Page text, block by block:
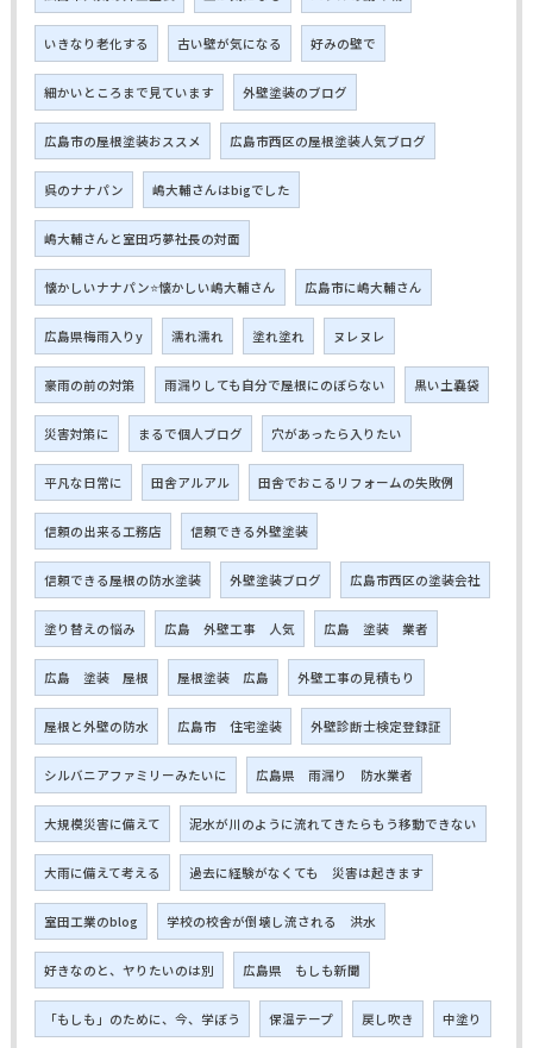
いきなり老化する 古い壁が気になる 好みの壁で
細かいところまで見ています 外壁塗装のブログ
広島市の屋根塗装おススメ 広島市西区の屋根塗装人気ブログ
呉のナナパン 嶋大輔さんはbigでした
嶋大輔さんと室田巧夢社長の対面
懐かしいナナパン⭐懐かしい嶋大輔さん 広島市に嶋大輔さん
広島県梅雨入りy 濡れ濡れ 塗れ塗れ ヌレヌレ
豪雨の前の対策 雨漏りしても自分で屋根にのぼらない 黒い土嚢袋
災害対策に まるで個人ブログ 穴があったら入りたい
平凡な日常に 田舎アルアル 田舎でおこるリフォームの失敗例
信頼の出来る工務店 信頼できる外壁塗装
信頼できる屋根の防水塗装 外壁塗装ブログ 広島市西区の塗装会社
塗り替えの悩み 広島 外壁工事 人気 広島 塗装 業者
広島 塗装 屋根 屋根塗装 広島 外壁工事の見積もり
屋根と外壁の防水 広島市 住宅塗装 外壁診断士検定登録証
シルバニアファミリーみたいに 広島県 雨漏り 防水業者
大規模災害に備えて 泥水が川のように流れてきたらもう移動できない
大雨に備えて考える 過去に経験がなくても 災害は起きます
室田工業のblog 学校の校舎が倒壊し流される 洪水
好きなのと、ヤりたいのは別 広島県 もしも新聞
「もしも」のために、今、学ぼう 保温テープ 戻し吹き 中塗り